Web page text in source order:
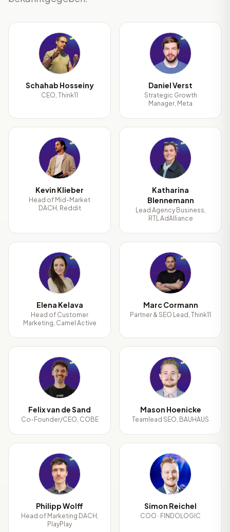
SH
Schahab Hosseiny
CEO, Think11
DV
Daniel Verst
Strategic Growth
Manager, Meta
KK
Kevin Klieber
Head of Mid-Market
DACH, Reddit
KB
Katharina
Blennemann
Lead Agency Business,
RTL AdAlliance
EK
Elena Kelava
Head of Customer
Marketing, Camel Active
MC
Marc Cormann
Partner & SEO Lead, Think11
Fv
Felix van de Sand
Co-Founder/CEO, COBE
MH
Mason Hoenicke
Teamlead SEO, BAUHAUS
PW
Philipp Wolff
Head of Marketing DACH,
PlayPlay
SR
Simon Reichel
COO · FINDOLOGIC